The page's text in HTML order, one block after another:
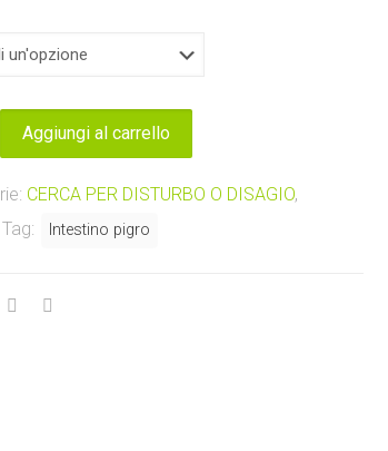
Aggiungi al carrello
CERCA PER DISTURBO O DISAGIO,
Tag: Intestino pigro